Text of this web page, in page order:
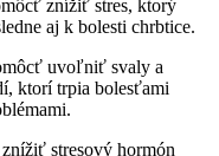
znížiť stres, ktorý
aj k bolesti chrbtice.
uvoľniť svaly a
ktorí trpia bolesťami
stresový hormón